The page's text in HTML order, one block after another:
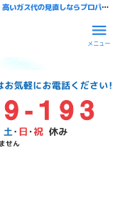
高いガス代の見直しならプロパンガス料金比較ドットショップ
メニュー